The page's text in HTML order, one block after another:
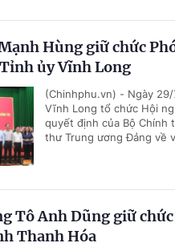
Hùng giữ chức
ủy Vĩnh Long
(Chinhphu.vn) - Ngày 29/
Vĩnh Long tổ chức Hội
quyết định của Bộ Chính
thư Trung ương Đảng về
Tô Anh Dũng giữ
Thanh Hóa